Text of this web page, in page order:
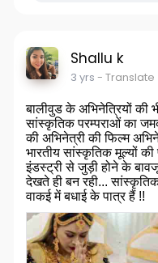
Shallu k
3 yrs - Translate
बालीवुड के अभिनेत्रियों की
सांस्कृतिक परम्पराओं का
की अभिनेत्री की फिल्म
भारतीय सांस्कृतिक मूल्यों
इंडस्ट्री से जुड़ी होने के
देखते ही बन रही...
वाकई में बधाई के पात्र हैं !!